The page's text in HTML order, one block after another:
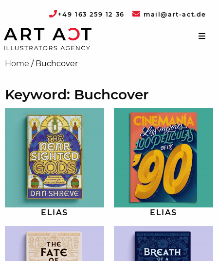
+49 163 259 12 36 mail@art-act.de
Home / Buchcover
Keyword: Buchcover
ELIAS ELIAS